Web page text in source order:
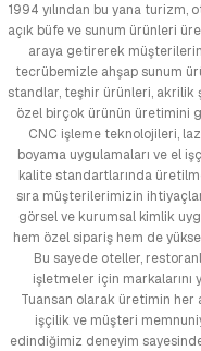
1994 yılından bu yana
açık büfe ve sunum ürünleri
araya getirerek
tecrübemizle ahşap sunum
standlar, teşhir ürünleri, akrilik
özel birçok ürünün üretimini
CNC işleme teknolojileri,
boyama uygulamaları ve el
kalite standartlarında
sıra müşterilerimizin
görsel ve kurumsal kimlik
hem özel sipariş hem de
Bu sayede oteller,
işletmeler için markalarını
Tuansan olarak üretimin her
işçilik ve müşteri
edindiğimiz deneyim